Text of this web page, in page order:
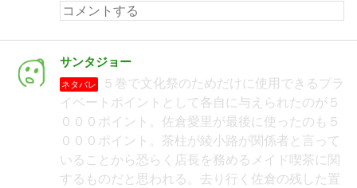
サンタジョー
ネタバレ
５巻で文化祭のためだけに使用できるプラ
イベートポイントとして各自に与えられたのが５
０００ポイント。佐倉愛里が最後に使ったのも５
０００ポイント。茶柱が綾小路が関係者と言って
いることから恐らく店長を務めるメイド喫茶に関
するものだと思われる。去り行く佐倉の残した置